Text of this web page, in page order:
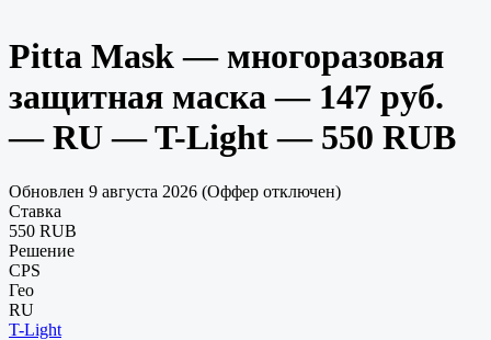
Pitta Mask — многоразовая
защитная маска — 147 руб.
— RU — T-Light — 550 RUB
Обновлен 9 августа 2026 (Оффер отключен)
Ставка
550 RUB
Решение
CPS
Гео
RU
T-Light